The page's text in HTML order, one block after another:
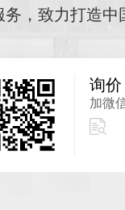
，致力打造中
询价
加微